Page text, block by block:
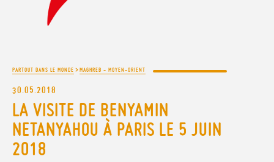
PARTOUT DANS LE MONDE >MAGHREB - MOYEN-ORIENT
30.05.2018
LA VISITE DE BENYAMIN
NETANYAHOU À PARIS LE 5 JUIN
2018